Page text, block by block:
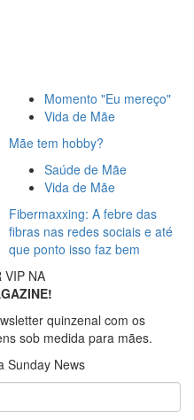
Momento "Eu mereço"
Vida de Mãe
Mãe tem hobby?
Saúde de Mãe
Vida de Mãe
Fibermaxxing: A febre das
fibras nas redes sociais e até
que ponto isso faz bem
VIP NA
quinzenal com os
sob medida para mães.